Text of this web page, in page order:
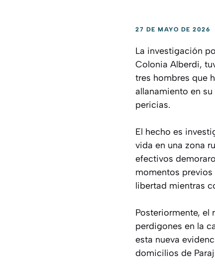
27 DE MAYO DE 2026
La investigación
Colonia Alberdi,
tres hombres que
allanamiento en
pericias.
El hecho es
vida en una zona
efectivos
momentos previos
libertad mientras
Posteriormente,
perdigones en la
esta nueva
domicilios de